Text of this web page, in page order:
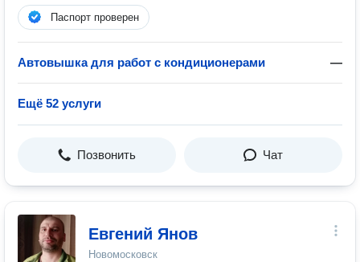
Паспорт проверен
Автовышка для работ с кондиционерами —
Ещё 52 услуги
Позвонить Чат
Евгений Янов
Новомосковск